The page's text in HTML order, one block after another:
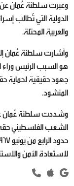
وعبرت سلطنة عُمان عن
الدولية التي تُطالب
والعربية المحتلة.
وأشارت سلطنة عُمان
هو السبب الرئيس وراء
جهود حقيقية لحماية
المنشود.
وشددت سلطنة عُمان على
الشعب الفلسطيني حقه
لاستعادة الأمن